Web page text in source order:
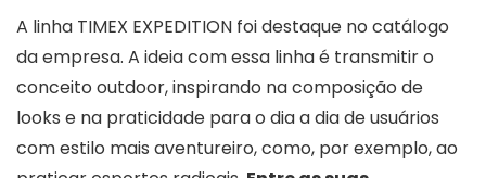
A linha TIMEX EXPEDITION foi destaque no catálogo
da empresa. A ideia com essa linha é transmitir o
conceito outdoor, inspirando na composição de
looks e na praticidade para o dia a dia de usuários
com estilo mais aventureiro, como, por exemplo, ao